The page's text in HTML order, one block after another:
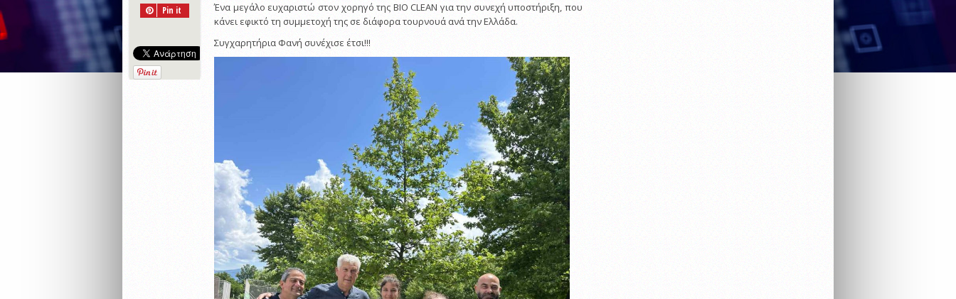
Pin it
Ένα μεγάλο ευχαριστώ στον χορηγό της BIO CLEAN για την συνεχή υποστήριξη, που
κάνει εφικτό τη συμμετοχή της σε διάφορα τουρνουά ανά την Ελλάδα.
Συγχαρητήρια Φανή συνέχισε έτσι!!!